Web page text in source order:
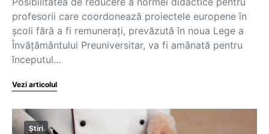
profesorii care coordonează proiectele europene în
școli fără a fi remunerați, prevăzută în noua Lege a
Învățământului Preuniversitar, va fi amânată pentru
începutul…
Vezi articolul
Știri